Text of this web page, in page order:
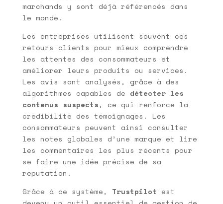
marchands y sont déjà référencés dans
le monde.
Les entreprises utilisent souvent ces
retours clients pour mieux comprendre
les attentes des consommateurs et
améliorer leurs produits ou services.
Les avis sont analysés, grâce à des
algorithmes capables de détecter les
contenus suspects, ce qui renforce la
crédibilité des témoignages. Les
consommateurs peuvent ainsi consulter
les notes globales d’une marque et lire
les commentaires les plus récents pour
se faire une idée précise de sa
réputation.
Grâce à ce système,
Trustpilot est